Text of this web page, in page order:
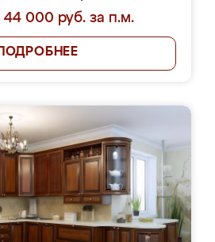
44 000 руб. за п.м.
ПОДРОБНЕЕ